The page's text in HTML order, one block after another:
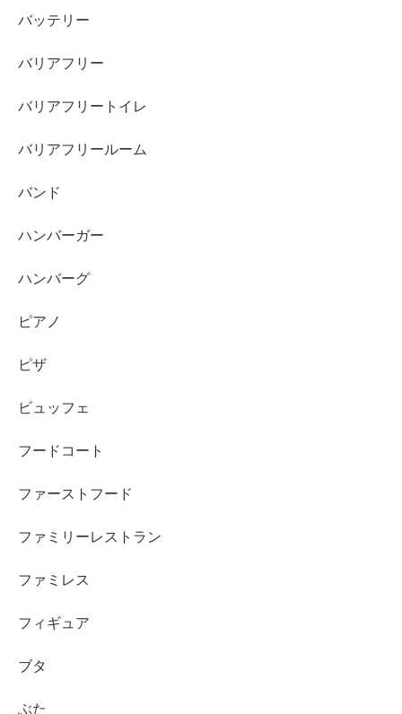
バッテリー
バリアフリー
バリアフリートイレ
バリアフリールーム
バンド
ハンバーガー
ハンバーグ
ピアノ
ピザ
ビュッフェ
フードコート
ファーストフード
ファミリーレストラン
ファミレス
フィギュア
ブタ
ぶた